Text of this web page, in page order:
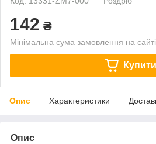
142 ₴
Мінімальна сума замовлення на
Купити
Опис Характеристики
Опис